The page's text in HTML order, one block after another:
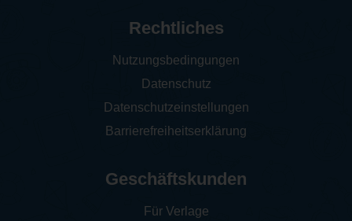
Rechtliches
Nutzungsbedingungen
Datenschutz
Datenschutzeinstellungen
Barrierefreiheitserklärung
Geschäftskunden
Für Verlage